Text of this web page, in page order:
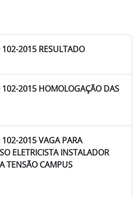
102-2015 RESULTADO
102-2015 HOMOLOGAÇÃO DAS
102-2015 VAGA PARA
ELETRICISTA INSTALADOR
TENSÃO CAMPUS